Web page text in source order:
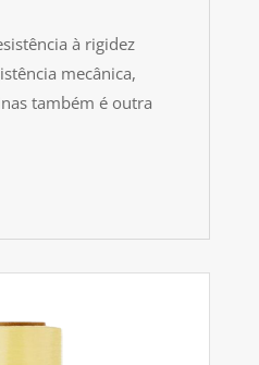
à rigidez
mecânica,
também é outra